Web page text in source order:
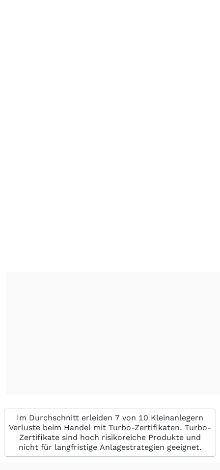
Im Durchschnitt erleiden 7 von 10 Kleinanlegern
Verluste beim Handel mit Turbo-Zertifikaten. Turbo-
Zertifikate sind hoch risikoreiche Produkte und
nicht für langfristige Anlagestrategien geeignet.